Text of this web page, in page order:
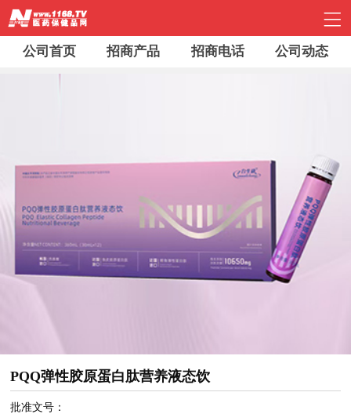
公司首页 招商产品 招商电话 公司动态
PQQ弹性胶原蛋白肽营养液态饮
批准文号：